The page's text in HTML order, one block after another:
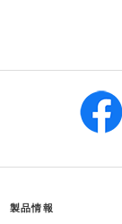
製品情報